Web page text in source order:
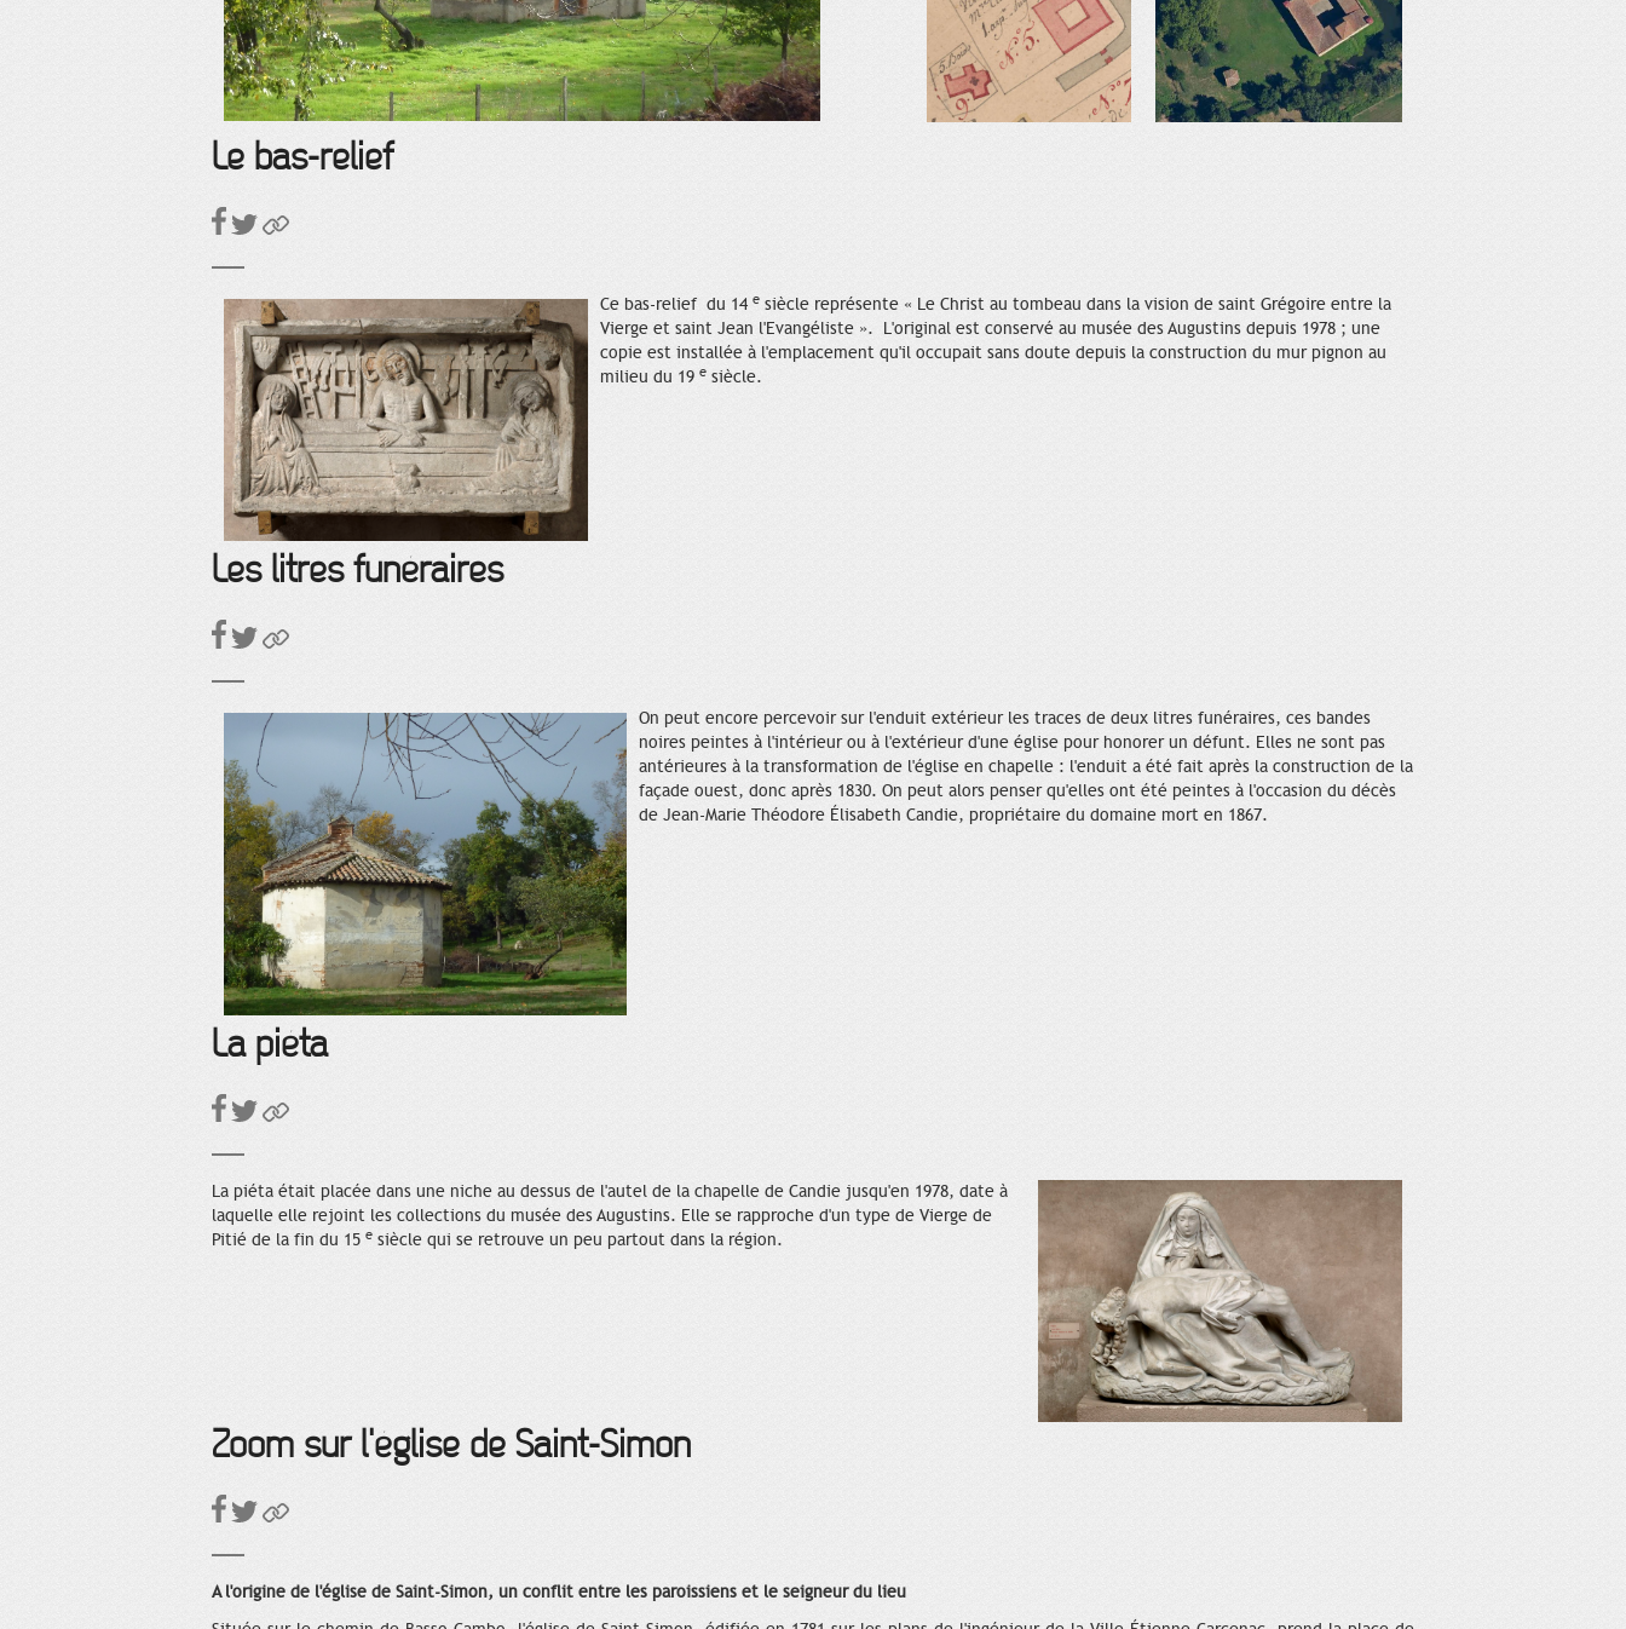
Le bas-relief
Ce bas-relief du 14 e siècle représente « Le Christ au tombeau dans la vision de saint Grégoire entre la
Vierge et saint Jean l'Evangéliste ». L'original est conservé au musée des Augustins depuis 1978 ; une
copie est installée à l'emplacement qu'il occupait sans doute depuis la construction du mur pignon au
milieu du 19 e siècle.
Les litres funéraires
On peut encore percevoir sur l'enduit extérieur les traces de deux litres funéraires, ces bandes
noires peintes à l'intérieur ou à l'extérieur d'une église pour honorer un défunt. Elles ne sont pas
antérieures à la transformation de l'église en chapelle : l'enduit a été fait après la construction de la
façade ouest, donc après 1830. On peut alors penser qu'elles ont été peintes à l'occasion du décès
de Jean-Marie Théodore Élisabeth Candie, propriétaire du domaine mort en 1867.
La piéta
La piéta était placée dans une niche au dessus de l'autel de la chapelle de Candie jusqu'en 1978, date à
laquelle elle rejoint les collections du musée des Augustins. Elle se rapproche d'un type de Vierge de
Pitié de la fin du 15 e siècle qui se retrouve un peu partout dans la région.
Zoom sur l'église de Saint-Simon
A l'origine de l'église de Saint-Simon, un conflit entre les paroissiens et le seigneur du lieu